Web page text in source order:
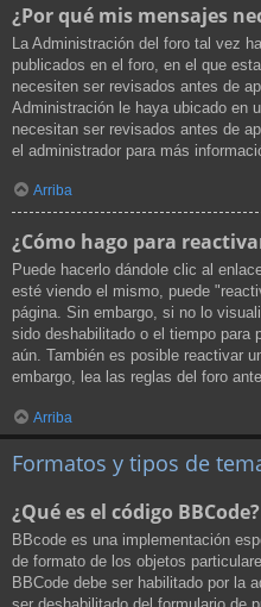
¿Por qué mis mensajes
La Administración del foro tal vez
publicados en el foro, en el que
necesiten ser revisados antes de
Administración le haya ubicado en
necesitan ser revisados antes de
el administrador para más
Arriba
¿Cómo hago para
Puede hacerlo dándole clic al
esté viendo el mismo, puede
página. Sin embargo, si no lo
sido deshabilitado o el tiempo para
aún. También es posible reactivar
embargo, lea las reglas del foro
Arriba
Formatos y tipos de
¿Qué es el código BBCode?
BBcode es una implementación
de formato de los objetos
BBCode debe ser habilitado por la